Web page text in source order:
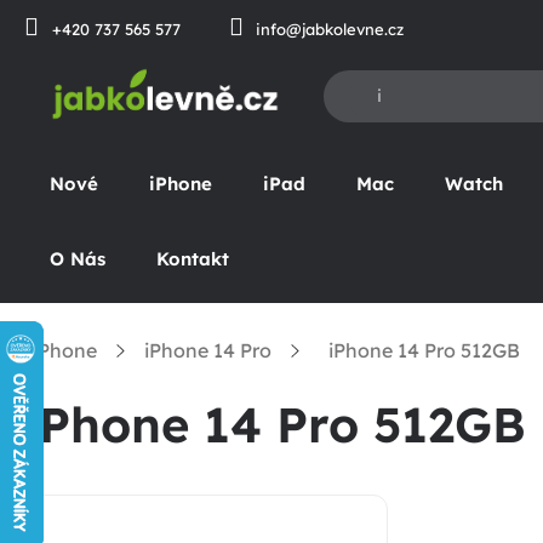
Přejít
+420 737 565 577 info@jabkolevne.cz
Nové iPhone iPad Mac Watch
O Nás Kontakt
iPhone iPhone 14 Pro iPhone 14 Pro 512GB
iPhone 14 Pro 512GB
P